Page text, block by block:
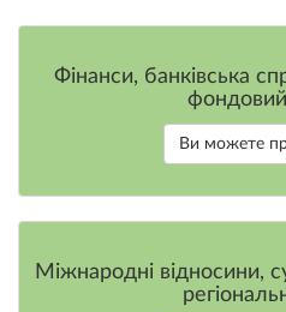
Фінанси, банківська
Ви можете
Міжнародні відносини,